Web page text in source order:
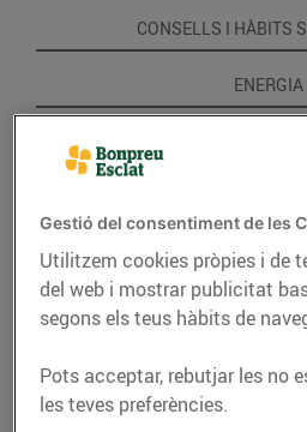
CONSELLS I HÀBITS
ENERGIA
Gestió del consentiment de les
Utilitzem cookies pròpies i de
del web i mostrar publicitat
segons els teus hàbits de
Pots acceptar, rebutjar les no
les teves preferències.